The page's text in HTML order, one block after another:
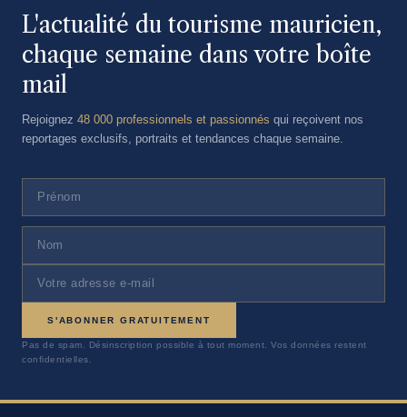
L'actualité du tourisme mauricien,
chaque semaine dans votre boîte
mail
Rejoignez 48 000 professionnels et passionnés qui reçoivent nos
reportages exclusifs, portraits et tendances chaque semaine.
S'ABONNER GRATUITEMENT
Pas de spam. Désinscription possible à tout moment. Vos données restent
confidentielles.